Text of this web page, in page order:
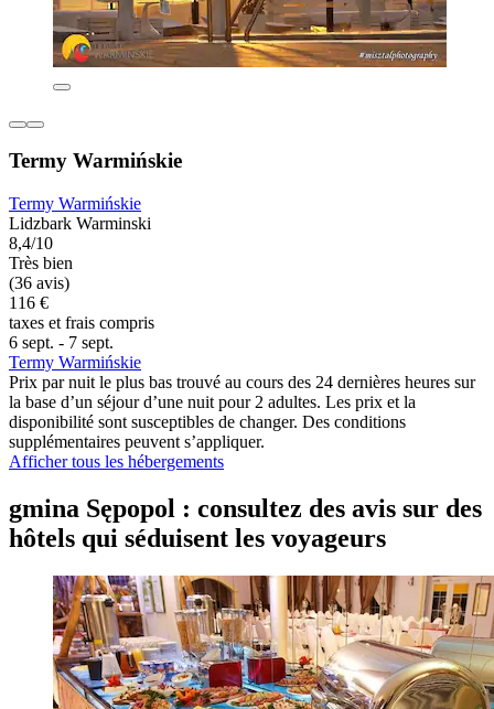
Termy Warmińskie
Termy Warmińskie
Lidzbark Warminski
8,4/10
Très bien
(36 avis)
116 €
taxes et frais compris
6 sept. - 7 sept.
Termy Warmińskie
Prix par nuit le plus bas trouvé au cours des 24 dernières heures sur
la base d’un séjour d’une nuit pour 2 adultes. Les prix et la
disponibilité sont susceptibles de changer. Des conditions
supplémentaires peuvent s’appliquer.
Afficher tous les hébergements
gmina Sępopol : consultez des avis sur des
hôtels qui séduisent les voyageurs